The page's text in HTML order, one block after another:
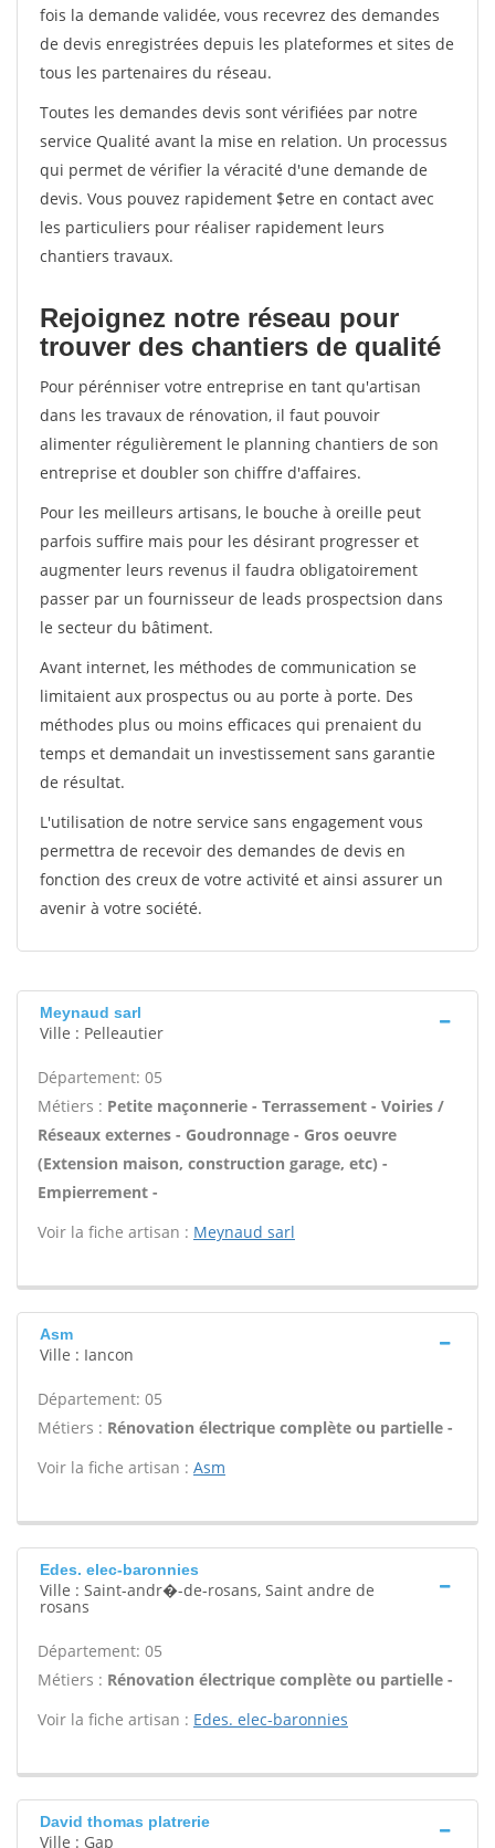
fois la demande validée, vous recevrez des demandes
de devis enregistrées depuis les plateformes et sites de
tous les partenaires du réseau.
Toutes les demandes devis sont vérifiées par notre
service Qualité avant la mise en relation. Un processus
qui permet de vérifier la véracité d'une demande de
devis. Vous pouvez rapidement $etre en contact avec
les particuliers pour réaliser rapidement leurs
chantiers travaux.
Rejoignez notre réseau pour
trouver des chantiers de qualité
Pour pérénniser votre entreprise en tant qu'artisan
dans les travaux de rénovation, il faut pouvoir
alimenter régulièrement le planning chantiers de son
entreprise et doubler son chiffre d'affaires.
Pour les meilleurs artisans, le bouche à oreille peut
parfois suffire mais pour les désirant progresser et
augmenter leurs revenus il faudra obligatoirement
passer par un fournisseur de leads prospectsion dans
le secteur du bâtiment.
Avant internet, les méthodes de communication se
limitaient aux prospectus ou au porte à porte. Des
méthodes plus ou moins efficaces qui prenaient du
temps et demandait un investissement sans garantie
de résultat.
L'utilisation de notre service sans engagement vous
permettra de recevoir des demandes de devis en
fonction des creux de votre activité et ainsi assurer un
avenir à votre société.
Meynaud sarl
Ville : Pelleautier
Département: 05
Métiers : Petite maçonnerie - Terrassement - Voiries /
Réseaux externes - Goudronnage - Gros oeuvre
(Extension maison, construction garage, etc) -
Empierrement -
Voir la fiche artisan : Meynaud sarl
Asm
Ville : Iancon
Département: 05
Métiers : Rénovation électrique complète ou partielle -
Voir la fiche artisan : Asm
Edes. elec-baronnies
Ville : Saint-andr�-de-rosans, Saint andre de
rosans
Département: 05
Métiers : Rénovation électrique complète ou partielle -
Voir la fiche artisan : Edes. elec-baronnies
David thomas platrerie
Ville : Gap